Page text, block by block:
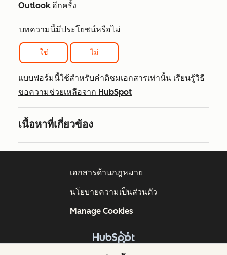
Outlookอีกครั้ง
บทความนี้มีประโยชน์หรือไม่
ใช่ ไม่
แบบฟอร์มนี้ใช้สำหรับคำติชมเอกสารเท่านั้น เรียนรู้วิธี
ขอความช่วยเหลือจาก HubSpot
เนื้อหาที่เกี่ยวข้อง
เอกสารด้านกฎหมาย
นโยบายความเป็นส่วนตัว
Manage Cookies